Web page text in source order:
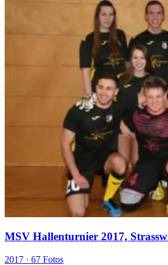
MSV Hallenturnier 2017,
2017 · 67 Fotos